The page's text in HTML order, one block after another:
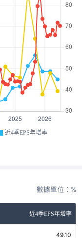
近4季EPS年增率
數據單位：%
近4季EPS年增率
49.10